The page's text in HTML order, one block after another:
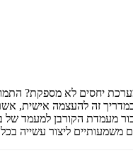
יחסים לא מספקת?
זה להעצמה אישית,
מעמדת הקורבן למעמד של
משמעותיים ליצור עשייה בכל